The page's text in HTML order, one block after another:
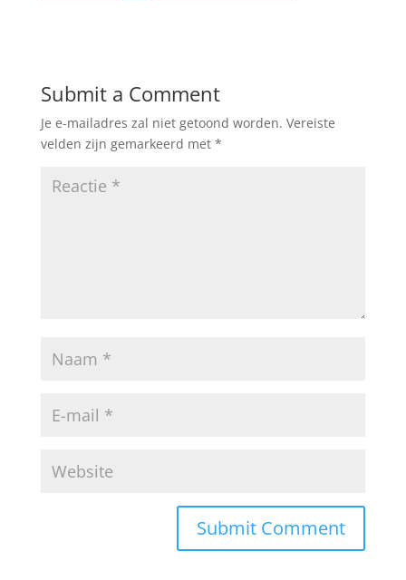
Submit a Comment
Je e-mailadres zal niet getoond worden. Vereiste
velden zijn gemarkeerd met *